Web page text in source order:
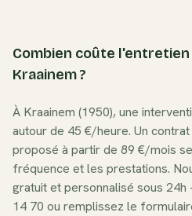
Combien coûte
Kraainem ?
À Kraainem (1950), une
autour de 45 €/heure. Un
proposé à partir de 89 €/mois
fréquence et les prestations.
gratuit et personnalisé sous
14 70 ou remplissez le